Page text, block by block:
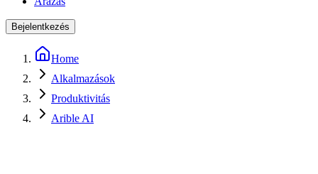
Bejelentkezés
Home
Alkalmazások
Produktivitás
Arible AI